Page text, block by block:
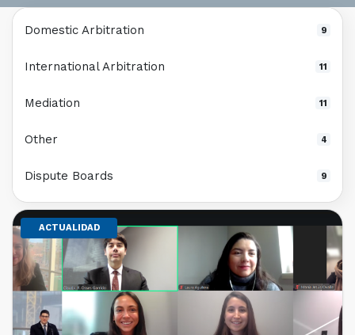
ACTUALIDAD
Domestic Arbitration 9
International Arbitration 11
Mediation 11
Other 4
Dispute Boards 9